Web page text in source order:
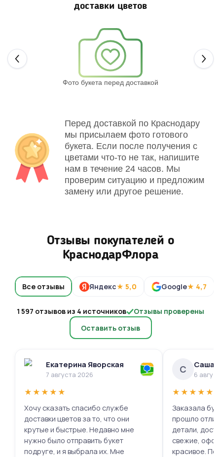
доставки цветов
Фото букета перед доставкой
Перед доставкой по Краснодару
мы присылаем фото готового
букета. Если после получения с
цветами что-то не так, напишите
нам в течение 24 часов. Мы
проверим ситуацию и предложим
замену или другое решение.
Отзывы покупателей о
КраснодарФлора
Все отзывы Яндекс★ 5,0 Google★ 4,7
1 597 отзывов из 4 источников
Отзывы проверены
Оставить отзыв
Екатерина Яворская
7 августа 2026
★★★★★
Хочу сказать спасибо службе
доставки цветов за то, что они
крутые и быстрые. Недавно мне
нужно было отправить букет
подруге, и я выбрала их. Мне
С Саша
6
★★★★★
Заказала
прошло
детали,
свежие,
красивое.